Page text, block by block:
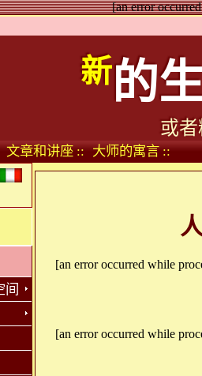
[an error
新的
或
文章和讲座 :: 大师的寓言 ::
间
[an error occurred while
[an error occurred while